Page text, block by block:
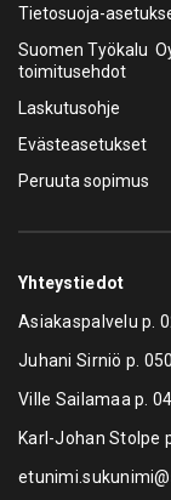
Tietosuoja-
Suomen Työkalu
toimitusehdot
Laskutusohje
Evästeasetukset
Peruuta sopimus
Yhteystiedot
Asiakaspalvelu p.
Juhani Sirniö p.
Ville Sailamaa p.
Karl-Johan Stolpe